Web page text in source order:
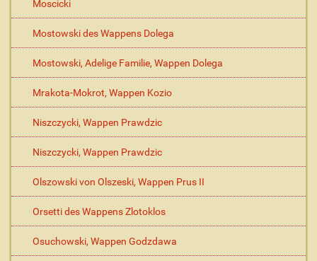
Moscicki
Mostowski des Wappens Dolega
Mostowski, Adelige Familie, Wappen Dolega
Mrakota-Mokrot, Wappen Kozio
Niszczycki, Wappen Prawdzic
Niszczycki, Wappen Prawdzic
Olszowski von Olszeski, Wappen Prus II
Orsetti des Wappens Zlotoklos
Osuchowski, Wappen Godzdawa